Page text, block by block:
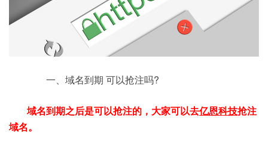
一、域名到期 可以抢注吗?
域名到期之后是可以抢注的，大家可以去亿恩科技抢注
域名。